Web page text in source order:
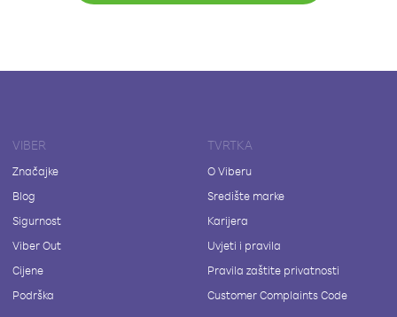
VIBER
Značajke
Blog
Sigurnost
Viber Out
Cijene
Podrška
TVRTKA
O Viberu
Središte marke
Karijera
Uvjeti i pravila
Pravila zaštite privatnosti
Customer Complaints Code